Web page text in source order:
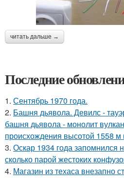
читать дальше →
Последние
1. Сентябрь 1970 года.
2. Башня дьявола. Девилс -
башня дьявола - монолит
происхождения высотой 1558
3. Оскар 1934 года запомнился
сколько парой жестоких
4. Магазин из техаса внезапно